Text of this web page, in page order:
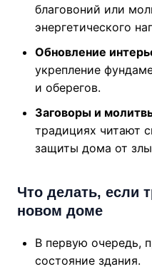
благовоний или
энергетического
Обновление
укрепление
и оберегов.
Заговоры и
традициях читают
защиты дома от
Что делать, если
новом доме
В первую очередь,
состояние здания.